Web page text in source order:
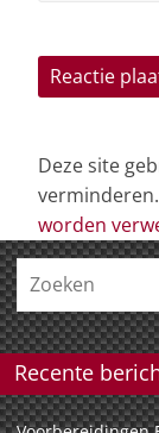
Deze site
verminderen.
worden
Recente